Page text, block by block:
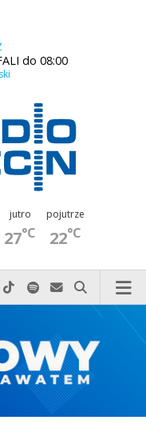
do 08:00
jutro
27°C
pojutrze
22°C
do nas zadzwoń
na Facebook-u
nas na X
Odwiedź nas na Instagram-ie
Odwiedź nas na TikTok-u
Szukaj nas na Spotify
Wyślij do nas
Szukaj